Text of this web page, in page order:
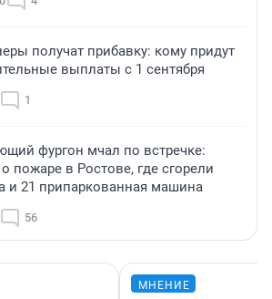
получат прибавку: кому придут
выплаты с 1 сентября
1
фургон мчал по встречке:
пожаре в Ростове, где сгорели
и 21 припаркованная машина
56
МНЕНИЕ